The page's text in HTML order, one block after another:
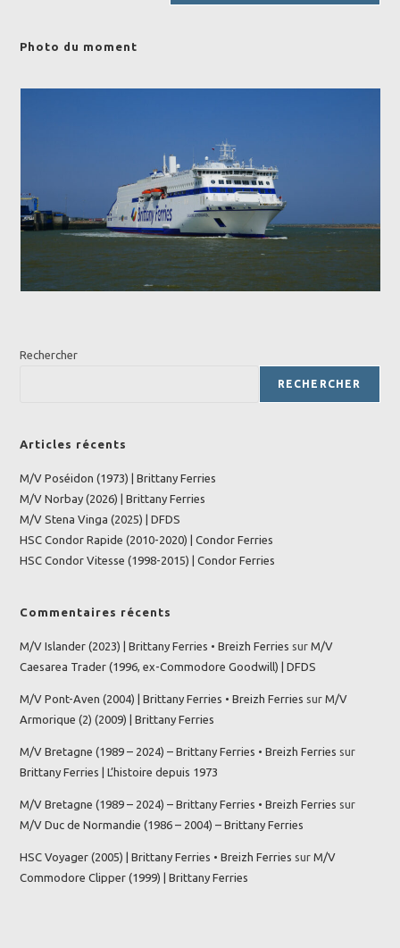
Photo du moment
Rechercher
RECHERCHER
Articles récents
M/V Poséidon (1973) | Brittany Ferries
M/V Norbay (2026) | Brittany Ferries
M/V Stena Vinga (2025) | DFDS
HSC Condor Rapide (2010-2020) | Condor Ferries
HSC Condor Vitesse (1998-2015) | Condor Ferries
Commentaires récents
M/V Islander (2023) | Brittany Ferries • Breizh Ferries surM/V
Caesarea Trader (1996, ex-Commodore Goodwill) | DFDS
M/V Pont-Aven (2004) | Brittany Ferries • Breizh Ferries surM/V
Armorique (2) (2009) | Brittany Ferries
M/V Bretagne (1989 – 2024) – Brittany Ferries • Breizh Ferries sur
Brittany Ferries | L’histoire depuis 1973
M/V Bretagne (1989 – 2024) – Brittany Ferries • Breizh Ferries sur
M/V Duc de Normandie (1986 – 2004) – Brittany Ferries
HSC Voyager (2005) | Brittany Ferries • Breizh Ferries surM/V
Commodore Clipper (1999) | Brittany Ferries